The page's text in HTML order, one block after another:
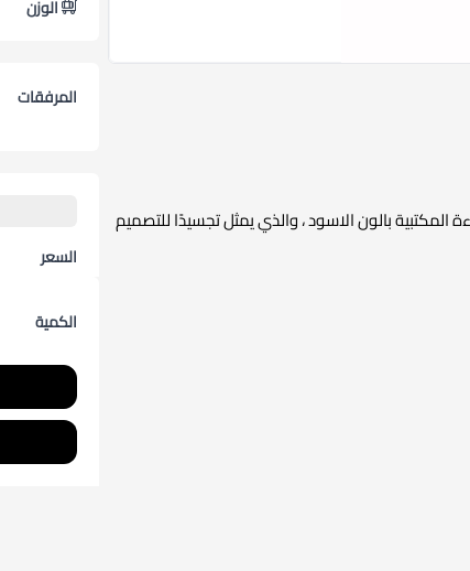
المكتبية بالون الاسود ، والذي يمثل تجسيدًا للتصميم
إذ يجمع بين الألوان الجذابة والتصميم المتطور،
الوزن
المرفقات
السعر
الكمية